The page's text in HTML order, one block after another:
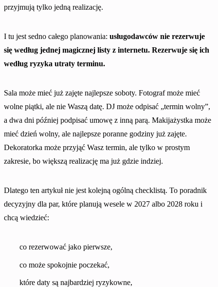
przyjmują tylko jedną realizację.
I tu jest sedno całego planowania: usługodawców nie rezerwuje
się według jednej magicznej listy z internetu. Rezerwuje się ich
według ryzyka utraty terminu.
Sala może mieć już zajęte najlepsze soboty. Fotograf może mieć
wolne piątki, ale nie Waszą datę. DJ może odpisać „termin wolny”,
a dwa dni później podpisać umowę z inną parą. Makijażystka może
mieć dzień wolny, ale najlepsze poranne godziny już zajęte.
Dekoratorka może przyjąć Wasz termin, ale tylko w prostym
zakresie, bo większą realizację ma już gdzie indziej.
Dlatego ten artykuł nie jest kolejną ogólną checklistą. To poradnik
decyzyjny dla par, które planują wesele w 2027 albo 2028 roku i
chcą wiedzieć:
co rezerwować jako pierwsze,
co może spokojnie poczekać,
które daty są najbardziej ryzykowne,